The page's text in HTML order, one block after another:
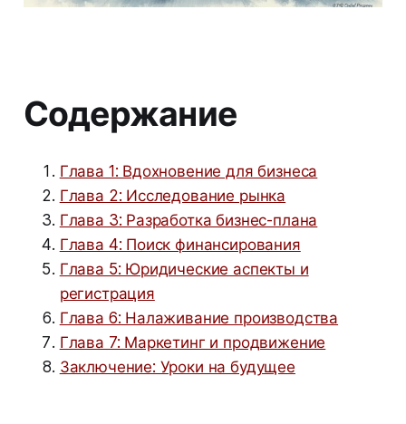
Содержание
Глава 1: Вдохновение для бизнеса
Глава 2: Исследование рынка
Глава 3: Разработка бизнес-плана
Глава 4: Поиск финансирования
Глава 5: Юридические аспекты и
регистрация
Глава 6: Налаживание производства
Глава 7: Маркетинг и продвижение
Заключение: Уроки на будущее